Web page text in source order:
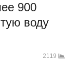
900
воду
2119